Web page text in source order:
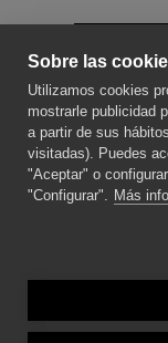
Comprar
SOBRE
CONTACTE
SÍGUENOS
MÉTODOS DE
Sobre las
Utilizamos cookies
mostrarle publicidad
a partir de sus
visitadas). Puedes
"Aceptar" o
"Configurar". Más